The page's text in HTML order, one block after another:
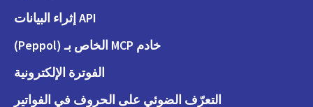
API إثراء البيانات
خادم MCP الخاص بـ (Peppol)
الفوترة الإلكترونية
التعرّف الضوئي على الحروف في الفواتير